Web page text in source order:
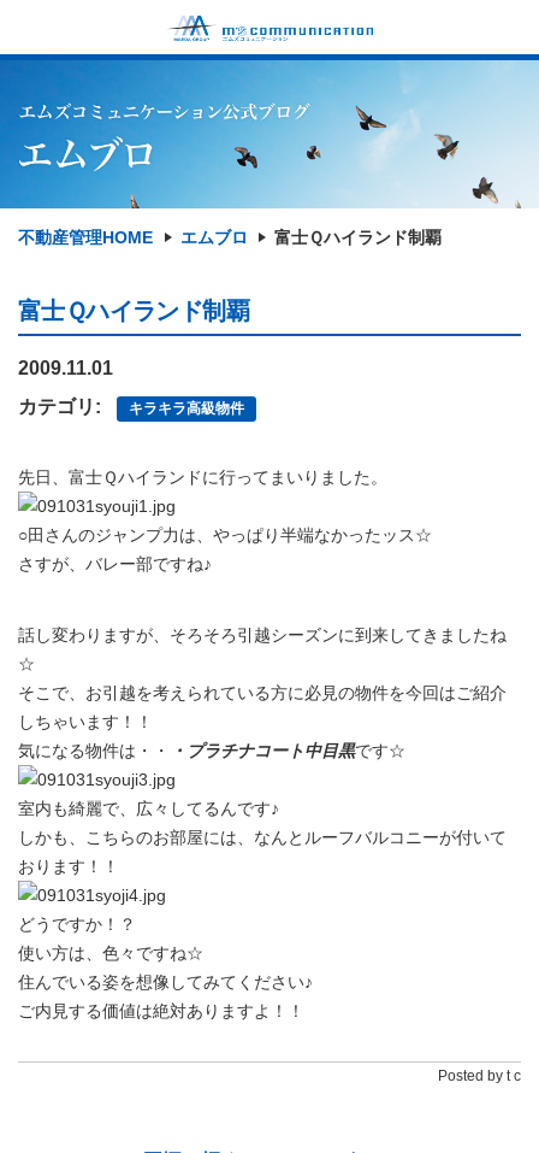
不動産管理HOME エムブロ 富士Ｑハイランド制覇
富士Ｑハイランド制覇
2009.11.01
カテゴリ:
キラキラ高級物件
先日、富士Ｑハイランドに行ってまいりました。
○田さんのジャンプ力は、やっぱり半端なかったッス☆
さすが、バレー部ですね♪
話し変わりますが、そろそろ引越シーズンに到来してきましたね
☆
そこで、お引越を考えられている方に必見の物件を今回はご紹介
しちゃいます！！
気になる物件は・・
・プラチナコート中目黒です☆
室内も綺麗で、広々してるんです♪
しかも、こちらのお部屋には、なんとルーフバルコニーが付いて
おります！！
どうですか！？
使い方は、色々ですね☆
住んでいる姿を想像してみてください♪
ご内見する価値は絶対ありますよ！！
Posted by t c